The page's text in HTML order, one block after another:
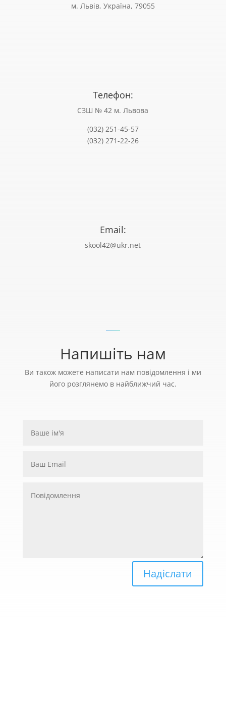
м. Львів, Україна, 79055
Телефон:
СЗШ № 42 м. Львова
(032) 251-45-57
(032) 271-22-26
Email:
skool42@ukr.net
Напишіть нам
Ви також можете написати нам повідомлення і ми
його розглянемо в найближчий час.
Надіслати